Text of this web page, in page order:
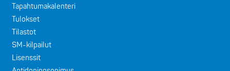
Tapahtumakalenteri
Tulokset
Tilastot
SM-kilpailut
Lisenssit